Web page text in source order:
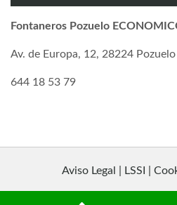
Fontaneros Pozuelo
Av. de Europa, 12, 28224
644 18 53 79
Aviso Legal | LSSI |